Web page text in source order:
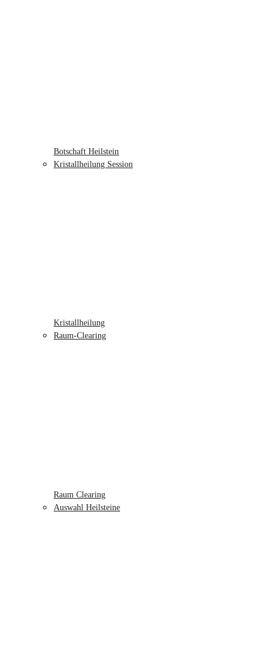
Botschaft Heilstein
Kristallheilung Session
Kristallheilung
Raum-Clearing
Raum Clearing
Auswahl Heilsteine